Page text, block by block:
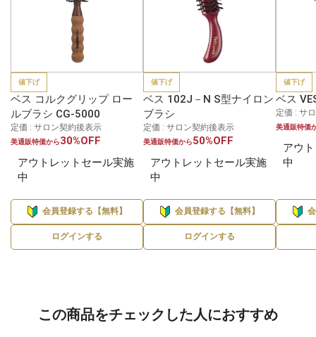
値下げ
ベス コルクグリップ ロー
ルブラシ CG-5000
定価 : サロン契約後表示
美通販特価から30%OFF
アウトレットセール実施
中
会員登録する【無料】
ログインする
値下げ
ベス 102J－N S型ナイロン
ブラシ
定価 : サロン契約後表示
美通販特価から50%OFF
アウトレットセール実施
中
会員登録する【無料】
ログインする
値下げ
ベス
定価 : サ
美通販特価
アウ
中
この商品をチェックした人におすすめ